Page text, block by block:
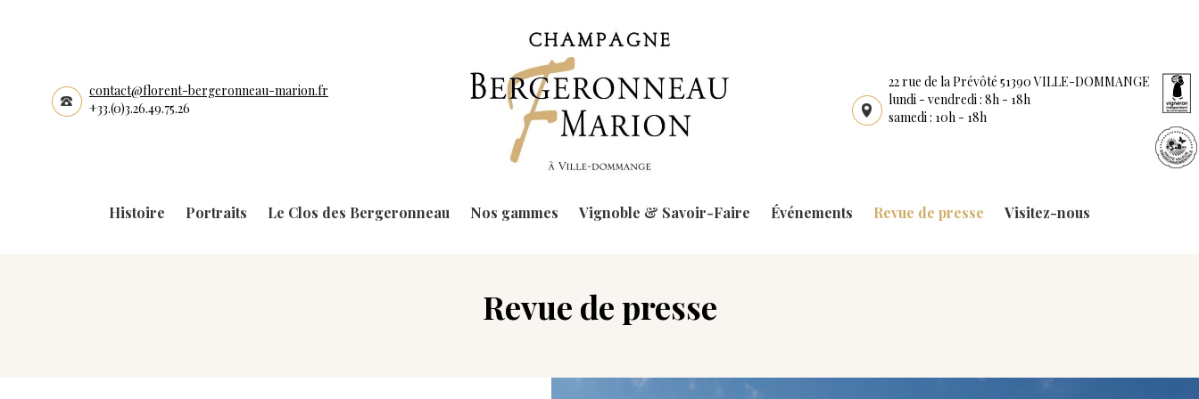
contact@florent-bergeronneau-marion.fr
+33.(0)3.26.49.75.26
22 rue de la Prévôté 51390 VILLE-DOMMANGE
lundi - vendredi : 8h - 18h
samedi : 10h - 18h
Histoire Portraits Le Clos des Bergeronneau Nos gammes Vignoble & Savoir-Faire Événements Revue de presse Visitez-nous
Revue de presse